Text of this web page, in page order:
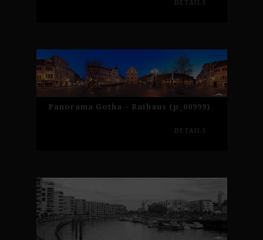
DETAILS
Panorama Gotha – Rathaus (p_00999)
DETAILS